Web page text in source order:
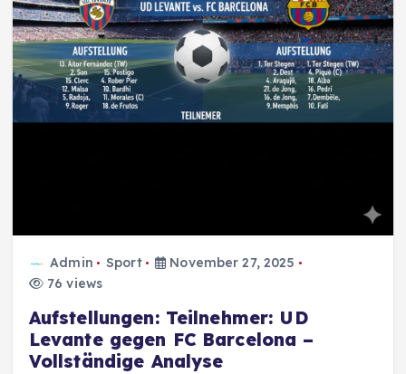
Admin Sport
November 27, 2025
76 views
Aufstellungen: Teilnehmer: UD
Levante gegen FC Barcelona –
Vollständige Analyse